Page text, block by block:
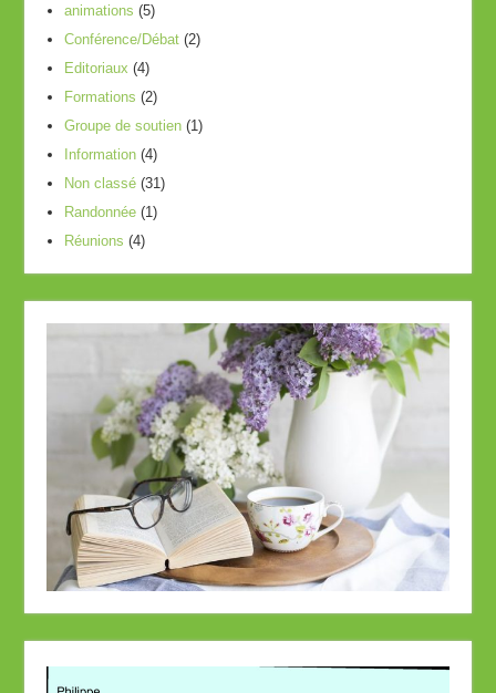
animations (5)
Conférence/Débat (2)
Editoriaux (4)
Formations (2)
Groupe de soutien (1)
Information (4)
Non classé (31)
Randonnée (1)
Réunions (4)